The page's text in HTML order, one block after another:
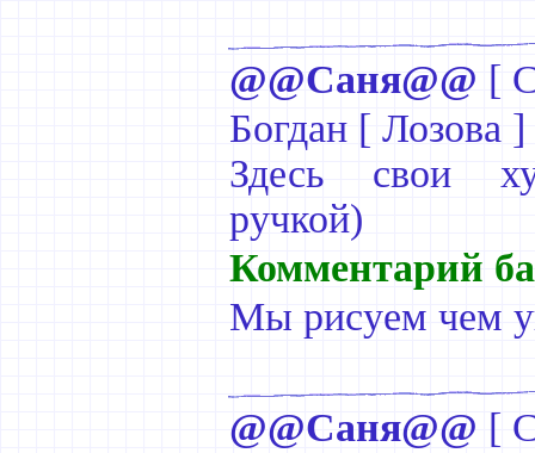
@@Саня@@ [
Богдан [ Лозова ]
Здесь свои
ручкой)
Комментарий
Мы рисуем чем
@@Саня@@ [